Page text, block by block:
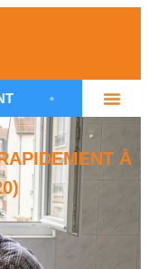
PLOMBIER
À